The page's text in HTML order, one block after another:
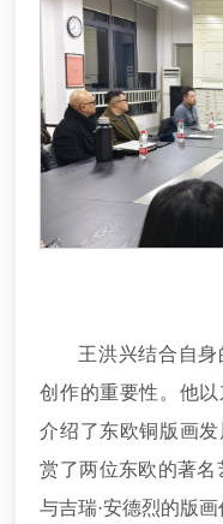
王洪兴结合自
创作的重要性。他
介绍了东欧铜版画
赏了两位东欧的著
与吉瑞·安德烈的版画